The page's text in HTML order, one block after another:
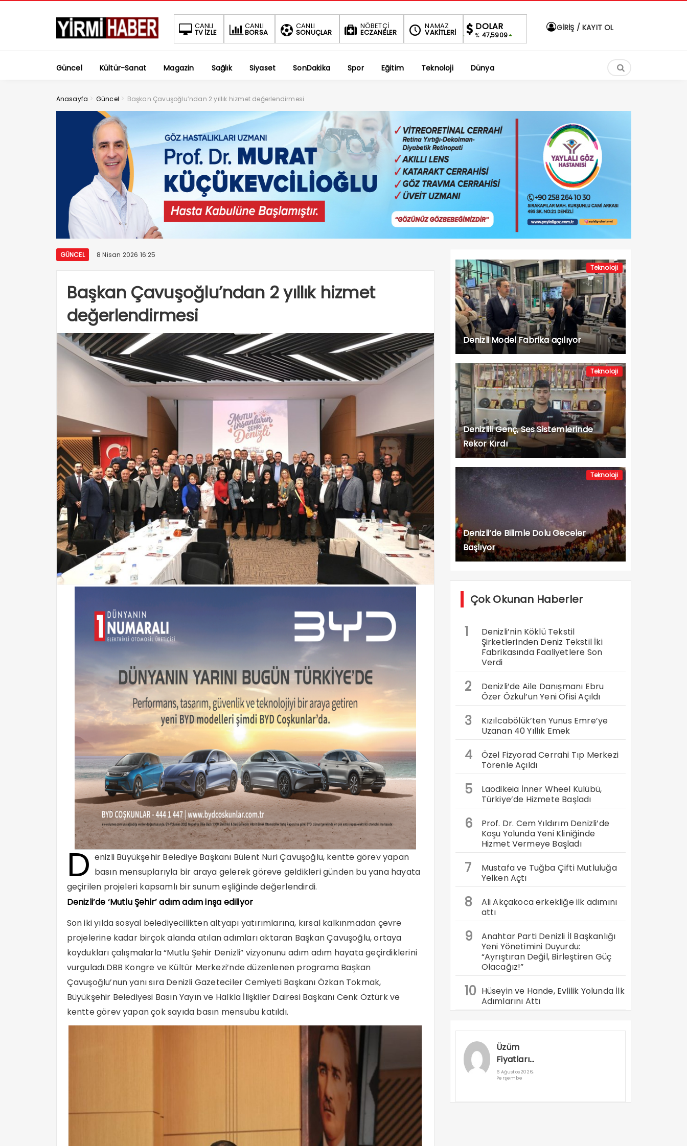
CANLI
TV İZLE
CANLI
BORSA
CANLI
SONUÇLAR
NÖBETÇİ
ECZANELER
NAMAZ
VAKİTLERİ
BIST
0.17% 1.699,46
DOLAR
% 47,5909
EURO
% 55,0540
ALTIN
%0,35
BIST
GİRİŞ / KAYIT OL
Güncel Kültür-Sanat Magazin Sağlık Siyaset SonDakika Spor Eğitim Teknoloji Dünya
Anasayfa > Güncel > Başkan Çavuşoğlu’ndan 2 yıllık hizmet değerlendirmesi
GÜNCEL 8 Nisan 2026 16:25
Başkan Çavuşoğlu’ndan 2 yıllık hizmet
değerlendirmesi
D enizli Büyükşehir Belediye Başkanı Bülent Nuri Çavuşoğlu, kentte görev yapan
basın mensuplarıyla bir araya gelerek göreve geldikleri günden bu yana hayata
geçirilen projeleri kapsamlı bir sunum eşliğinde değerlendirdi.
Denizli’de ‘Mutlu Şehir’ adım adım inşa ediliyor
Son iki yılda sosyal belediyecilikten altyapı yatırımlarına, kırsal kalkınmadan çevre
projelerine kadar birçok alanda atılan adımları aktaran Başkan Çavuşoğlu, ortaya
koydukları çalışmalarla “Mutlu Şehir Denizli” vizyonunu adım adım hayata geçirdiklerini
vurguladı.DBB Kongre ve Kültür Merkezi’nde düzenlenen programa Başkan
Çavuşoğlu’nun yanı sıra Denizli Gazeteciler Cemiyeti Başkanı Özkan Tokmak,
Büyükşehir Belediyesi Basın Yayın ve Halkla İlişkiler Dairesi Başkanı Cenk Öztürk ve
kentte görev yapan çok sayıda basın mensubu katıldı.
Teknoloji
Denizli Model Fabrika açılıyor
Teknoloji
Denizlili Genç, Ses Sistemlerinde
Rekor Kırdı
Teknoloji
Denizli’de Bilimle Dolu Geceler
Başlıyor
Çok Okunan Haberler
1
Denizli’nin Köklü Tekstil
Şirketlerinden Deniz Tekstil İki
Fabrikasında Faaliyetlere Son
Verdi
2
Denizli’de Aile Danışmanı Ebru
Özer Özkul’un Yeni Ofisi Açıldı
3
Kızılcabölük’ten Yunus Emre’ye
Uzanan 40 Yıllık Emek
4
Özel Fizyorad Cerrahi Tıp Merkezi
Törenle Açıldı
5
Laodikeia İnner Wheel Kulübü,
Türkiye’de Hizmete Başladı
6
Prof. Dr. Cem Yıldırım Denizli’de
Koşu Yolunda Yeni Kliniğinde
Hizmet Vermeye Başladı
7
Mustafa ve Tuğba Çifti Mutluluğa
Yelken Açtı
8
Ali Akçakoca erkekliğe ilk adımını
attı
9
Anahtar Parti Denizli İl Başkanlığı
Yeni Yönetimini Duyurdu:
“Ayrıştıran Değil, Birleştiren Güç
Olacağız!”
10 Hüseyin ve Hande, Evlilik Yolunda İlk
Adımlarını Attı
Üzüm
Fiyatları
Hasat
Zamanı
6 Ağustos 2026,
Perşembe